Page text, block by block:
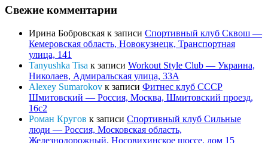
Свежие комментарии
Ирина Бобровская к записи Спортивный клуб Сквош —
Кемеровская область, Новокузнецк, Транспортная
улица, 141
Tanyushka Tisa к записи Workout Style Club — Украина,
Николаев, Адмиральская улица, 33А
Alexey Sumarokov к записи Фитнес клуб СССР
Шмитовский — Россия, Москва, Шмитовский проезд,
16с2
Роман Кругов к записи Спортивный клуб Сильные
люди — Россия, Московская область,
Железнодорожный, Носовихинское шоссе, дом 15